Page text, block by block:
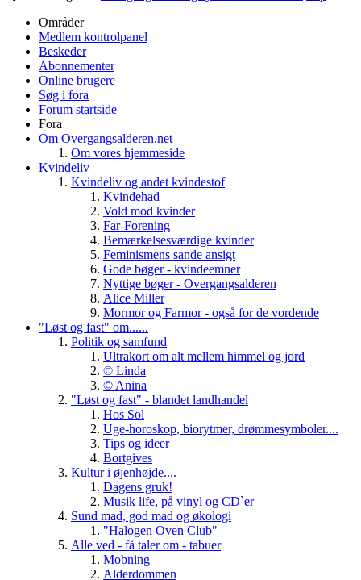
Områder
Medlem kontrolpanel
Beskeder
Abonnementer
Online brugere
Søg i fora
Forum startside
Fora
Om Overgangsalderen.net
Om vores hjemmeside
Kvindeliv
Kvindeliv og andet kvindestof
Kvindehad
Vold mod kvinder
Far-Forening
Bemærkelsesværdige kvinder
Feminismens sande ansigt
Gode bøger - kvindeemner
Nyttige bøger - Overgangsalderen
Alice Miller
Mormor og Farmor - også for de vordende
"Løst og fast" om......
Politik og samfund
Ultrakort om alt mellem himmel og jord
© Linda
© Anina
"Løst og fast" - blandet landhandel
Hos Sol
Uge-horoskop, biorytmer, drømmesymboler....
Tips og ideer
Bortgives
Kultur i øjenhøjde....
Dagens gruk!
Musik life, på vinyl og CD`er
Sund mad, god mad og økologi
"Halogen Oven Club"
Alle ved - få taler om - tabuer
Mobning
Alderdommen